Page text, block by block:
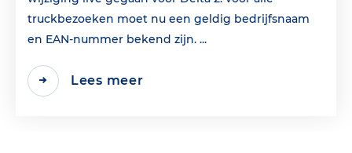
truckbezoeken moet nu een geldig bedrijfsnaam
en EAN‑nummer bekend zijn. ...
Lees meer